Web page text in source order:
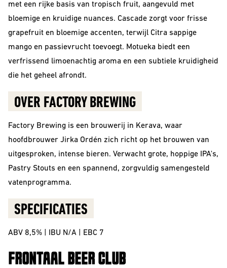
Beerclub
Join our beerclub
now!
met een rijke basis van tropisch fruit, aangevuld met
bloemige en kruidige nuances. Cascade zorgt voor frisse
grapefruit en bloemige accenten, terwijl Citra sappige
mango en passievrucht toevoegt. Motueka biedt een
verfrissend limoenachtig aroma en een subtiele kruidigheid
die het geheel afrondt.
OVER FACTORY BREWING
Factory Brewing is een brouwerij in Kerava, waar
hoofdbrouwer Jirka Ordén zich richt op het brouwen van
uitgesproken, intense bieren. Verwacht grote, hoppige IPA's,
Pastry Stouts en een spannend, zorgvuldig samengesteld
vatenprogramma.
SPECIFICATIES
ABV 8,5% | IBU N/A | EBC 7
FRONTAAL BEER CLUB